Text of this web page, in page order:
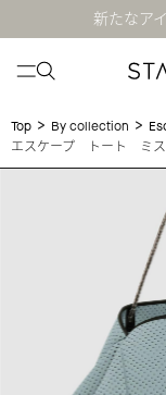
新たなア
Top > By collection >
エスケープ トート ミス